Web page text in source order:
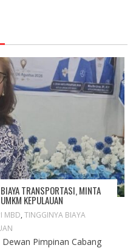
TRANSPORTASI, MINTA
KEPULAUAN
MBD, TINGGINYA BIAYA
Pimpinan Cabang